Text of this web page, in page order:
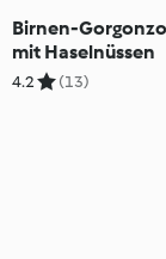
Birnen-
mit Haselnüssen
4.2 (13)